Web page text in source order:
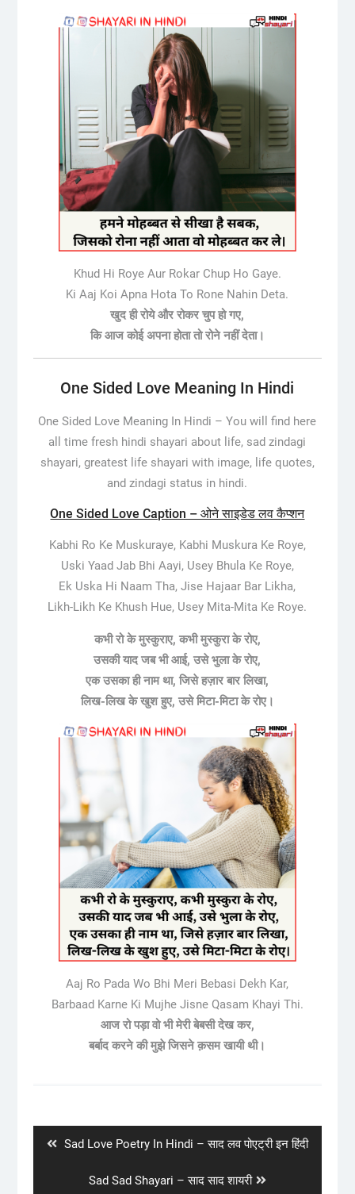
Khud Hi Roye Aur Rokar Chup Ho Gaye.
Ki Aaj Koi Apna Hota To Rone Nahin Deta.
खुद ही रोये और रोकर चुप हो गए,
कि आज कोई अपना होता तो रोने नहीं देता।
One Sided Love Meaning In Hindi
One Sided Love Meaning In Hindi –You will find here
all time fresh hindi shayari about life, sad zindagi
shayari, greatest life shayari with image, life quotes,
and zindagi status in hindi.
One Sided Love Caption – ओने साइडेड लव कैप्शन
Kabhi Ro Ke Muskuraye, Kabhi Muskura Ke Roye,
Uski Yaad Jab Bhi Aayi, Usey Bhula Ke Roye,
Ek Uska Hi Naam Tha, Jise Hajaar Bar Likha,
Likh-Likh Ke Khush Hue, Usey Mita-Mita Ke Roye.
कभी रो के मुस्कुराए, कभी मुस्कुरा के रोए,
उसकी याद जब भी आई, उसे भुला के रोए,
एक उसका ही नाम था, जिसे हज़ार बार लिखा,
लिख-लिख के खुश हुए, उसे मिटा-मिटा के रोए।
Aaj Ro Pada Wo Bhi Meri Bebasi Dekh Kar,
Barbaad Karne Ki Mujhe Jisne Qasam Khayi Thi.
आज रो पड़ा वो भी मेरी बेबसी देख कर,
बर्बाद करने की मुझे जिसने क़सम खायी थी।
Previous
Sad Love Poetry In Hindi – साद लव पोएट्री इन हिंदी
Next
Sad Sad Shayari – साद साद शायरी